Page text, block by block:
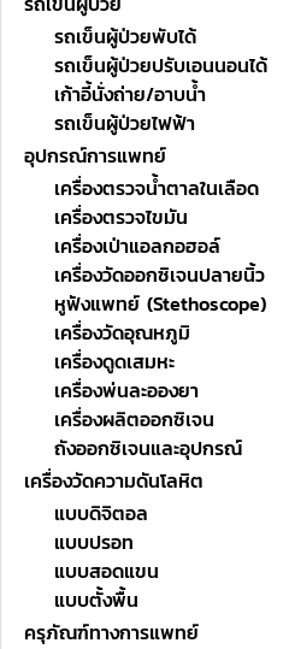
รถเข็นผู้ป่วยพับได้
รถเข็นผู้ป่วยปรับเอนนอนได้
เก้าอี้นั่งถ่าย/อาบน้ำ
รถเข็นผู้ป่วยไฟฟ้า
อุปกรณ์การแพทย์
เครื่องตรวจน้ำตาลในเลือด
เครื่องตรวจไขมัน
เครื่องเป่าแอลกอฮอล์
เครื่องวัดออกซิเจนปลายนิ้ว
หูฟังแพทย์ (Stethoscope)
เครื่องวัดอุณหภูมิ
เครื่องดูดเสมหะ
เครื่องพ่นละอองยา
เครื่องผลิตออกซิเจน
ถังออกซิเจนและอุปกรณ์
เครื่องวัดความดันโลหิต
แบบดิจิตอล
แบบปรอท
แบบสอดแขน
แบบตั้งพื้น
ครุภัณฑ์ทางการแพทย์